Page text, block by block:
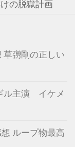
の脱獄計画
草彅剛の正しい
ル主演 イケメ
ループ物最高